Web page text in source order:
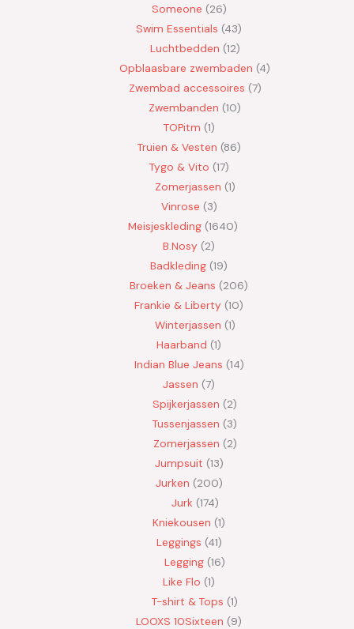
Someone 26
Swim Essentials 43
Luchtbedden 12
Opblaasbare zwembaden 4
Zwembad accessoires 7
Zwembanden 10
TOPitm 1
Truien & Vesten 86
Tygo & Vito 17
Zomerjassen 1
Vinrose 3
Meisjeskleding 1640
B.Nosy
2
Badkleding 19
Broeken & Jeans
206
Frankie & Liberty 10
Winterjassen 1
Haarband 1
Indian Blue Jeans 14
Jassen 7
Spijkerjassen
2
Tussenjassen
3
Zomerjassen 2
Jumpsuit 13
Jurken 200
Jurk 174
Kniekousen 1
Leggings 41
Legging 16
Like Flo 1
T-shirt & Tops 1
LOOXS 10Sixteen
9